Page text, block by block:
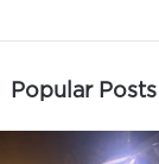
Popular Posts